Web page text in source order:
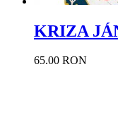
KRIZA
65.00 RON